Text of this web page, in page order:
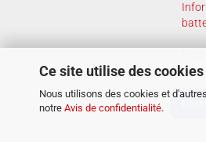
Ce site utilise des
Nous utilisons des cookies et
notre Avis de confidentialité.